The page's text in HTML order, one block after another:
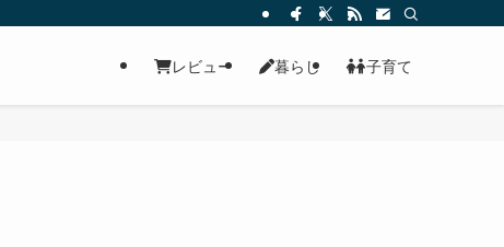
レビュー 暮らし 子育て